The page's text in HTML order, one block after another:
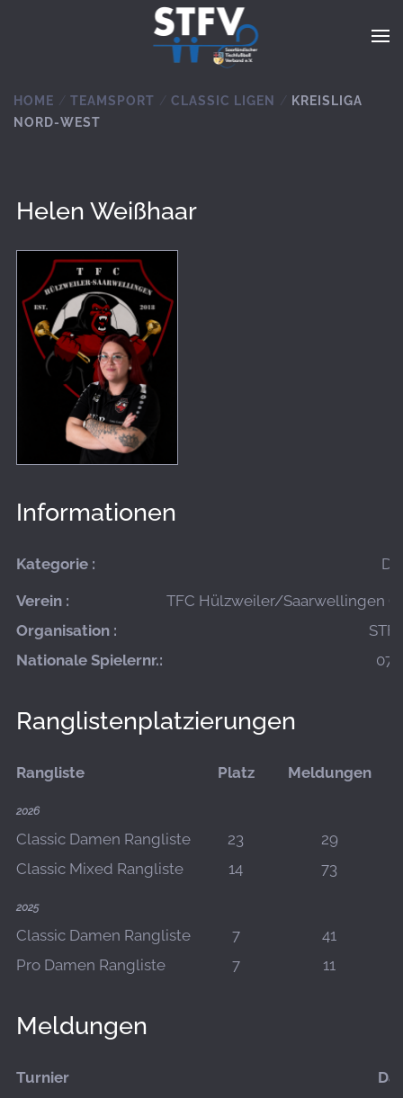
Zum Hauptinhalt springen
HOME TEAMSPORT CLASSIC LIGEN
KREISLIGA
NORD-WEST
Helen Weißhaar
Informationen
Kategorie :
Verein :
TFC Hülzweiler/Saarwellingen
Organisation :
Nationale Spielernr.:
07-
Ranglistenplatzierungen
Rangliste Platz Meldungen
2026
Classic Damen Rangliste 23
29
Classic Mixed Rangliste
14 73
2025
Classic Damen Rangliste 7
41
Pro Damen Rangliste
7 11
Meldungen
Turnier